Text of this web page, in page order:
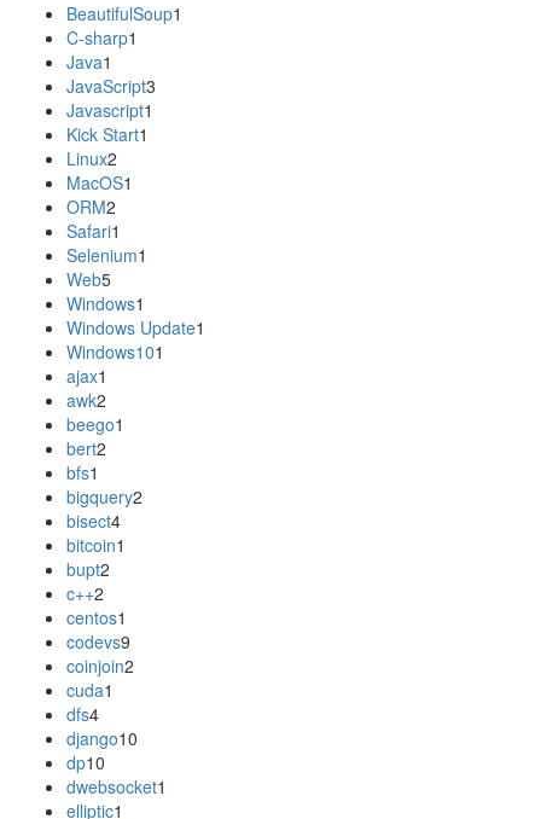
BeautifulSoup1
C-sharp1
Java1
JavaScript3
Javascript1
Kick Start1
Linux2
MacOS1
ORM2
Safari1
Selenium1
Web5
Windows1
Windows Update1
Windows101
ajax1
awk2
beego1
bert2
bfs1
bigquery2
bisect4
bitcoin1
bupt2
c++2
centos1
codevs9
coinjoin2
cuda1
dfs4
django10
dp10
dwebsocket1
elliptic1